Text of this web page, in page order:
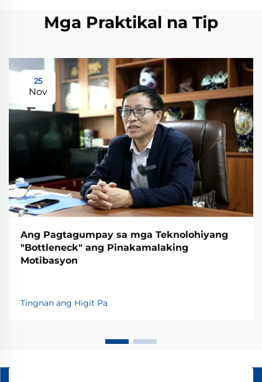
Mga Praktikal na Tip
25
Nov
Ang Pagtagumpay sa mga Teknolohiyang
"Bottleneck" ang Pinakamalaking
Motibasyon
Tingnan ang Higit Pa